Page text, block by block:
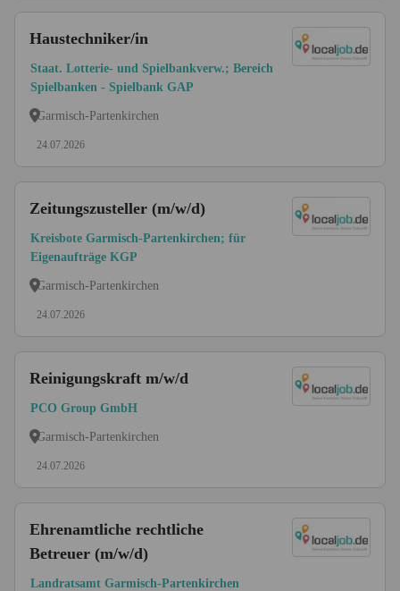
Haustechniker/in
Staat. Lotterie- und Spielbankverw.; Bereich
Spielbanken - Spielbank GAP
Garmisch-Partenkirchen
24.07.2026
Zeitungszusteller (m/w/d)
Kreisbote Garmisch-Partenkirchen; für
Eigenaufträge KGP
Garmisch-Partenkirchen
24.07.2026
Reinigungskraft m/w/d
PCO Group GmbH
Garmisch-Partenkirchen
24.07.2026
Ehrenamtliche rechtliche
Betreuer (m/w/d)
Landratsamt Garmisch-Partenkirchen